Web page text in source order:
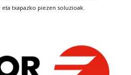
txapazko piezen soluzioak.